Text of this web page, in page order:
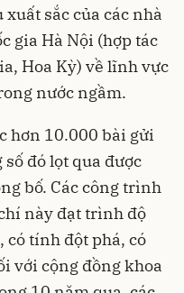
sắc của các nhà
gia Hà Nội (hợp tác
Hoa Kỳ) về lĩnh vực
nước ngầm.
hơn 10.000 bài gửi
đó lọt qua được
bố. Các công trình
này đạt trình độ
có tính đột phá, có
với cộng đồng khoa